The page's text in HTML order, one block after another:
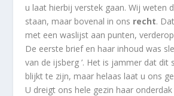
u laat hierbij verstek gaan. Wij weten
staan, maar bovenal in ons recht.
met een waslijst aan punten,
De eerste brief en haar inhoud was
van de ijsberg ’. Het is jammer dat dit
blijkt te zijn, maar helaas laat u ons
U dreigt ons hele gezin haar